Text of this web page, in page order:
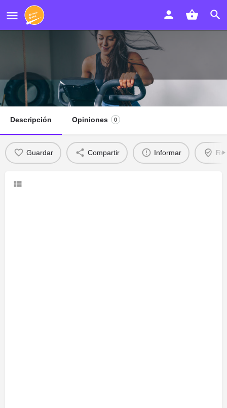
Moreno Stylo
Descripción Opiniones 0
Guardar Compartir Informar